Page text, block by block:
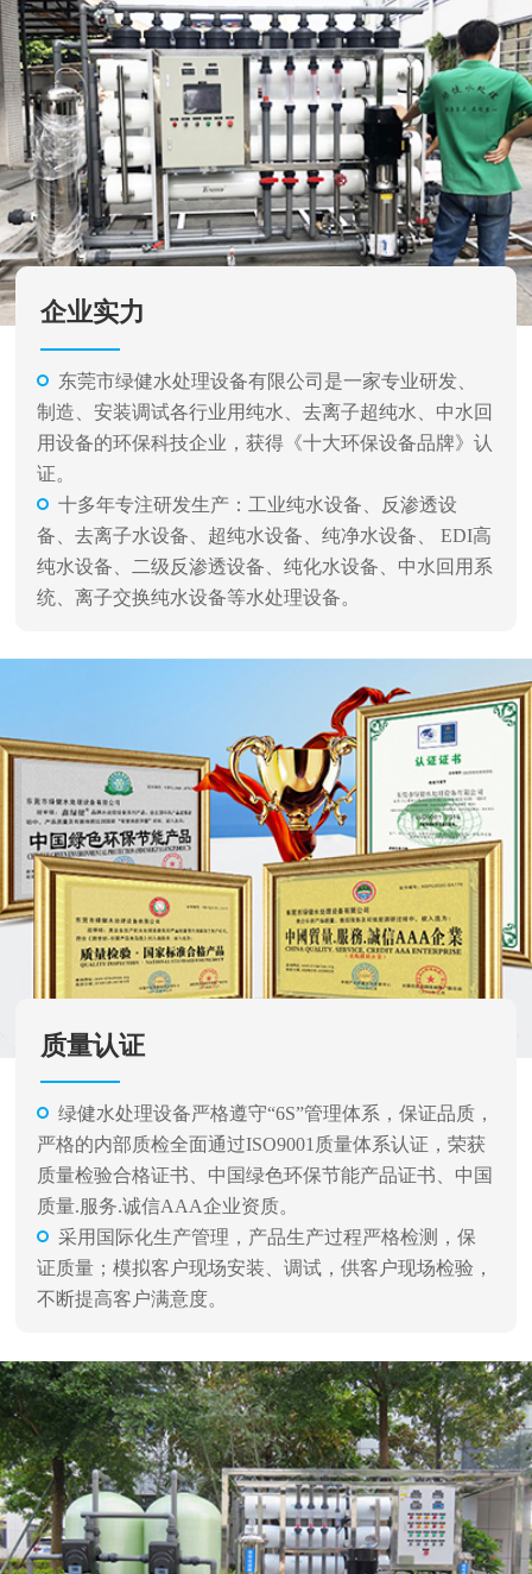
企业实力
东莞市绿健水处理设备有限公司是一家专业研发、
制造、安装调试各行业用纯水、去离子超纯水、中水回
用设备的环保科技企业，获得《十大环保设备品牌》认
证。
十多年专注研发生产：工业纯水设备、反渗透设
备、去离子水设备、超纯水设备、纯净水设备、 EDI高
纯水设备、二级反渗透设备、纯化水设备、中水回用系
统、离子交换纯水设备等水处理设备。
质量认证
绿健水处理设备严格遵守“6S”管理体系，保证品质，
严格的内部质检全面通过ISO9001质量体系认证，荣获
质量检验合格证书、中国绿色环保节能产品证书、中国
质量.服务.诚信AAA企业资质。
采用国际化生产管理，产品生产过程严格检测，保
证质量；模拟客户现场安装、调试，供客户现场检验，
不断提高客户满意度。